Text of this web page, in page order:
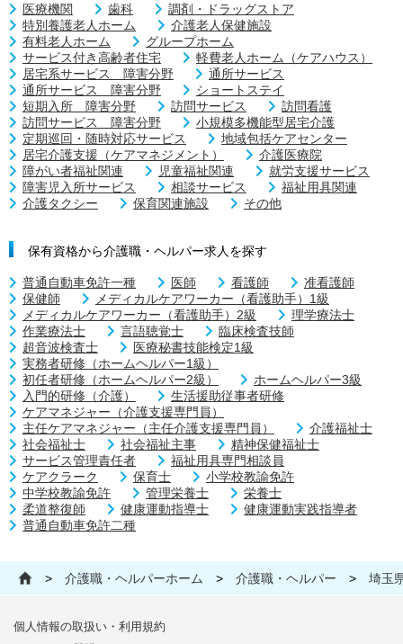
医療機関 歯科
調剤・ドラッグストア
特別養護老人ホーム
介護老人保健施設
有料老人ホーム
グループホーム
サービス付き高齢者住宅
軽費老人ホーム（ケアハウス）
居宅系サービス 障害分野
通所サービス
通所サービス 障害分野
ショートステイ
短期入所 障害分野
訪問サービス
訪問看護
訪問サービス 障害分野
小規模多機能型居宅介護
定期巡回・随時対応サービス
地域包括ケアセンター
居宅介護支援（ケアマネジメント）
介護医療院
障がい者福祉関連
児童福祉関連
就労支援サービス
障害児入所サービス
相談サービス
福祉用具関連
介護タクシー
保育関連施設 その他
保有資格から介護職・ヘルパー求人を探す
普通自動車免許一種 医師 看護師
准看護師
保健師
メディカルケアワーカー（看護助手）1級
メディカルケアワーカー（看護助手）2級
理学療法士
作業療法士
言語聴覚士
臨床検査技師
超音波検査士
医療秘書技能検定1級
実務者研修（ホームヘルパー1級）
初任者研修（ホームヘルパー2級）
ホームヘルパー3級
入門的研修（介護）
生活援助従事者研修
ケアマネジャー（介護支援専門員）
主任ケアマネジャー（主任介護支援専門員）
介護福祉士
社会福祉士
社会福祉主事
精神保健福祉士
サービス管理責任者
福祉用具専門相談員
ケアクラーク
保育士
小学校教諭免許
中学校教諭免許
管理栄養士
栄養士
柔道整復師
健康運動指導士
健康運動実践指導者
普通自動車免許二種
> 介護職・ヘルパーホーム > 介護職・ヘルパー > 埼玉
個人情報の取扱い・利用規約